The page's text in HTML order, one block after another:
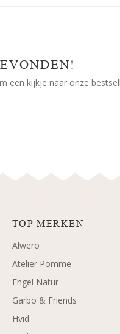
een kijkje naar onze
TOP MERKEN
Alwero
Atelier Pomme
Engel Natur
Garbo & Friends
Hvid